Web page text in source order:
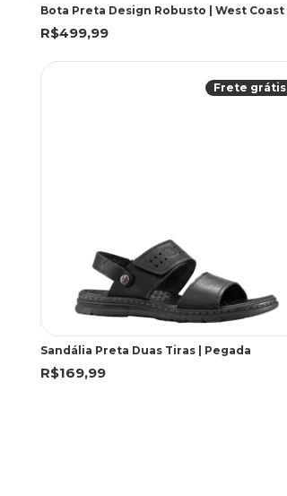
Bota Preta Design Robusto | West Coast
R$499,99
Frete grátis
Sandália Preta Duas Tiras | Pegada
R$169,99